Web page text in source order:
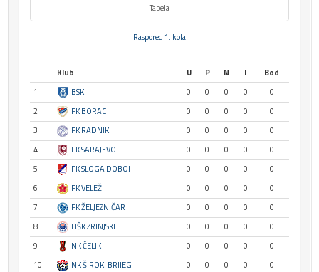
Tabela
Raspored 1. kola
Klub U P N I
Bod
1
BSK 0 0 0 0
0
2
FK BORAC 0 0 0 0
0
3
FK RADNIK 0 0 0 0
0
4
FK SARAJEVO 0 0 0 0
0
5
FK SLOGA DOBOJ 0 0 0 0
0
6
FK VELEŽ 0 0 0 0
0
7
FK ŽELJEZNIČAR 0 0 0 0
0
8
HŠK ZRINJSKI 0 0 0 0
0
9
NK ČELIK 0 0 0 0
0
10
NK ŠIROKI BRIJEG 0 0 0 0 0